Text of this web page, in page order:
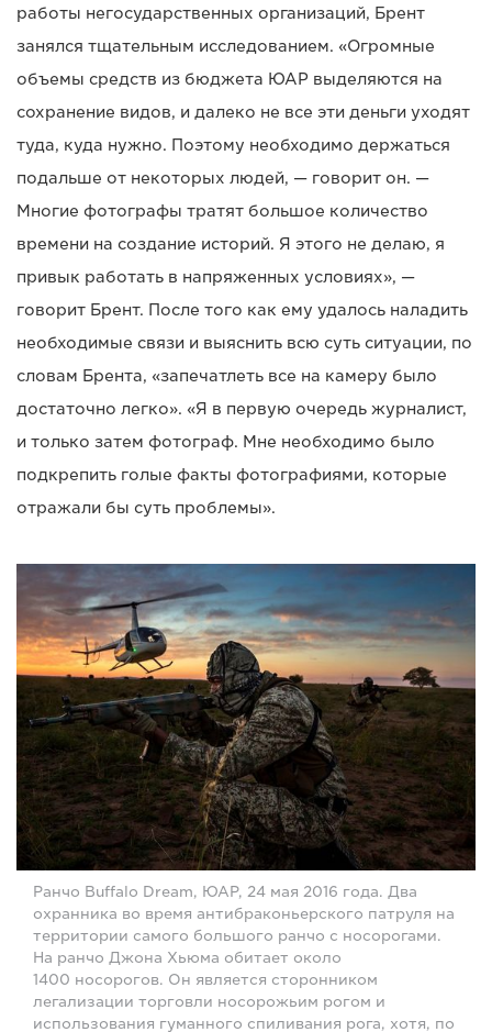
работы негосударственных организаций, Брент
занялся тщательным исследованием. «Огромные
объемы средств из бюджета ЮАР выделяются на
сохранение видов, и далеко не все эти деньги уходят
туда, куда нужно. Поэтому необходимо держаться
подальше от некоторых людей, — говорит он. —
Многие фотографы тратят большое количество
времени на создание историй. Я этого не делаю, я
привык работать в напряженных условиях», —
говорит Брент. После того как ему удалось наладить
необходимые связи и выяснить всю суть ситуации, по
словам Брента, «запечатлеть все на камеру было
достаточно легко». «Я в первую очередь журналист,
и только затем фотограф. Мне необходимо было
подкрепить голые факты фотографиями, которые
отражали бы суть проблемы».
Ранчо Buffalo Dream, ЮАР, 24 мая 2016 года. Два
охранника во время антибраконьерского патруля на
территории самого большого ранчо с носорогами.
На ранчо Джона Хьюма обитает около
1400 носорогов. Он является сторонником
легализации торговли носорожьим рогом и
использования гуманного спиливания рога, хотя, по